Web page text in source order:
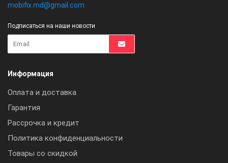
mobifix.md@gmail.com
Подписаться на наши новости
Информация
Оплата и доставка
Гарантия
Рассрочка и кредит
Политика конфиденциальности
Товары со скидкой